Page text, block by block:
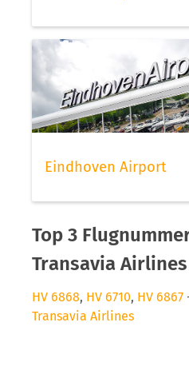
Eindhoven Airport
Top 3
Transavia Airlines
HV 6868, HV 6710, HV 6867
Transavia Airlines